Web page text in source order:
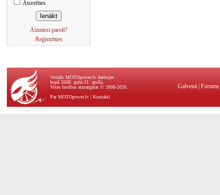
Atcerēties
Aizmirsi paroli?
Reģistrēties
Vortāls MOTOpower.lv darbojas
kopš 2008. gada 21. aprīļa.
Visas tiesības aizsargātas © 2008-2026.
Par MOTOpower.lv | Kontakti
Galvenā Forums